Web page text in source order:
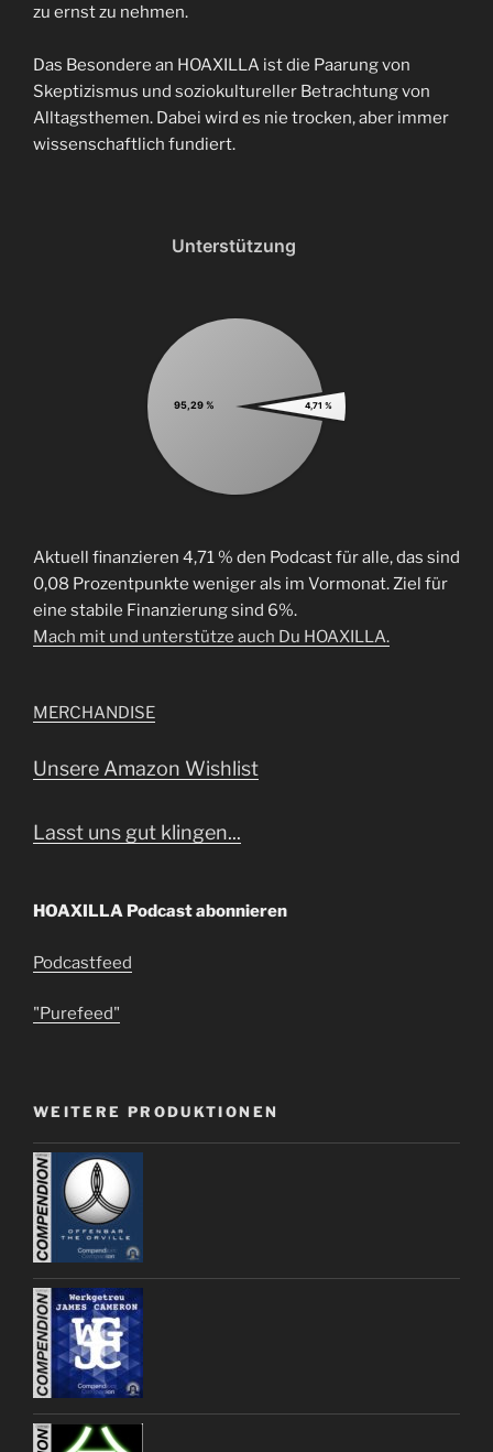
zu ernst zu nehmen.
Das Besondere an HOAXILLA ist die Paarung von
Skeptizismus und soziokultureller Betrachtung von
Alltagsthemen. Dabei wird es nie trocken, aber immer
wissenschaftlich fundiert.
Unterstützung
4,71 %
95,29 %
Aktuell finanzieren 4,71 % den Podcast für alle, das sind
0,08 Prozentpunkte weniger als im Vormonat. Ziel für
eine stabile Finanzierung sind 6%.
Mach mit und unterstütze auch Du HOAXILLA.
MERCHANDISE
Unsere Amazon Wishlist
Lasst uns gut klingen...
HOAXILLA Podcast abonnieren
Podcastfeed
"Purefeed"
WEITERE PRODUKTIONEN